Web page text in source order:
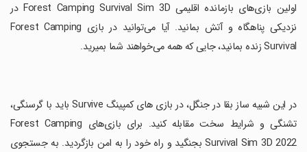
اولین بازی‌های بازمانده اقلیمی Forest Camping Survival Sim 3D در
نزدیکی پناهگاه و آتش بمانید. آیا می‌توانید در بازی Forest Camping
Survival زنده بمانید، جایی که همه می‌خواهند شما بمیرید.
‏در این شبیه ساز بقا در جنگل، در بازی های کمپینگ Survive باید با گرسنگی،
تشنگی و شرایط سخت مقابله کنید. برای بازی‌های Forest Camping
Survival Sim 3D 2022 بجنگید و راه خود را به امن بازگردید. به جستجوی